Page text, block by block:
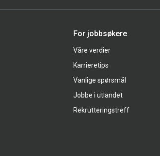
For jobbsøkere
Våre verdier
Karrieretips
Vanlige spørsmål
Jobbe i utlandet
Rekrutteringstreff